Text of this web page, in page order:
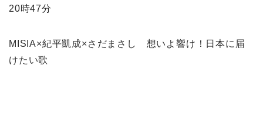
20時47分
MISIA×紀平凱成×さだまさし 想いよ響け！日本に届
けたい歌